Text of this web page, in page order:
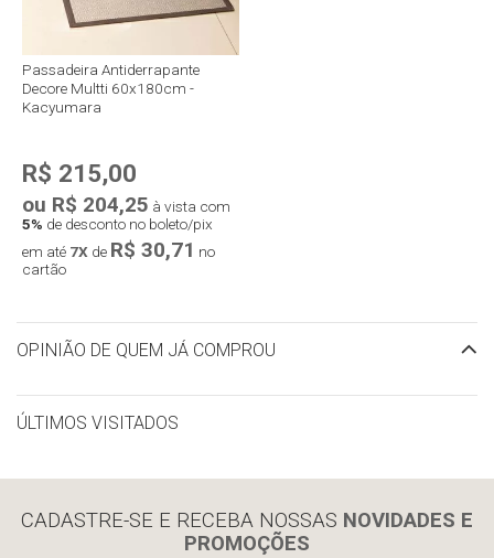
Passadeira Antiderrapante
Decore Multti 60x180cm -
Kacyumara
R$ 215,00
ou R$ 204,25 à vista com
5% de desconto no boleto/pix
em até 7X de R$ 30,71 no
cartão
OPINIÃO DE QUEM JÁ COMPROU
ÚLTIMOS VISITADOS
CADASTRE-SE E RECEBA NOSSAS NOVIDADES E
PROMOÇÕES